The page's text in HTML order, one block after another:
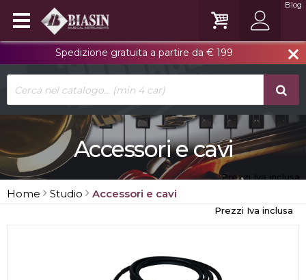
close
Spedizione gratuita a partire da € 199
Blog
Accessori e cavi
Prezzi Iva inclusa
Home Studio Accessori e cavi
Prezzi Iva inclusa